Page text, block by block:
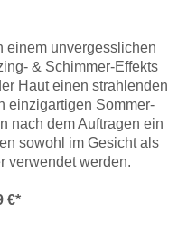
einem unvergesslichen
& Schimmer-Effekts
Haut einen strahlenden
einzigartigen Sommer-
nach dem Auftragen ein
sowohl im Gesicht als
verwendet werden.
€*